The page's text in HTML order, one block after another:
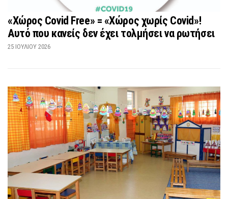
«Χώρος Covid Free» = «Χώρος χωρίς Covid»!
Αυτό που κανείς δεν έχει τολμήσει να ρωτήσει
25 ΙΟΥΛΊΟΥ 2026